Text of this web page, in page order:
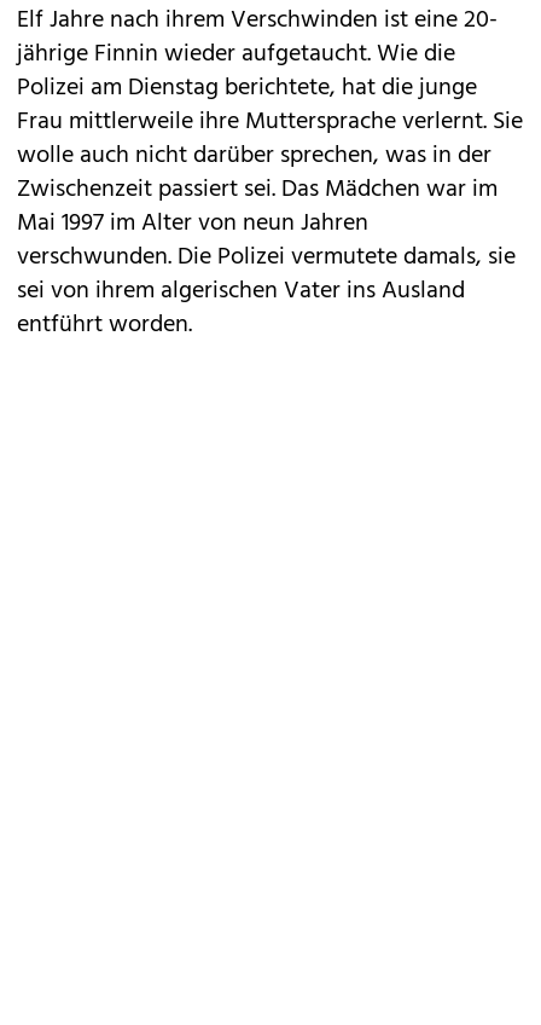
Elf Jahre nach ihrem Verschwinden ist eine 20-
jährige Finnin wieder aufgetaucht. Wie die
Polizei am Dienstag berichtete, hat die junge
Frau mittlerweile ihre Muttersprache verlernt. Sie
wolle auch nicht darüber sprechen, was in der
Zwischenzeit passiert sei. Das Mädchen war im
Mai 1997 im Alter von neun Jahren
verschwunden. Die Polizei vermutete damals, sie
sei von ihrem algerischen Vater ins Ausland
entführt worden.